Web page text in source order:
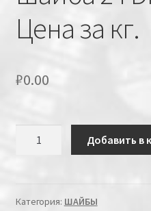
Цена за кг.
₽0.00
Добавить в
Категория: ШАЙБЫ